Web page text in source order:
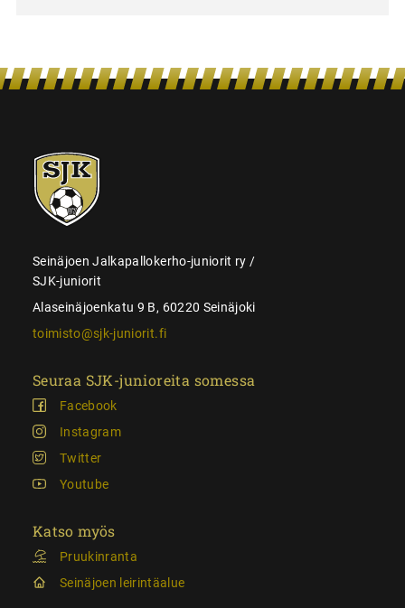
SJK-
juniorit
Seinäjoen Jalkapallokerho-juniorit ry /
SJK-juniorit
Alaseinäjoenkatu 9 B, 60220 Seinäjoki
toimisto@sjk-juniorit.fi
Seuraa SJK-junioreita somessa
Facebook
Instagram
Twitter
Youtube
Katso myös
Pruukinranta
Seinäjoen leirintäalue